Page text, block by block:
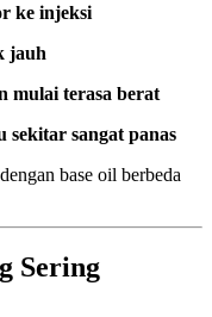
ke injeksi
jauh
mulai terasa berat
sekitar sangat panas
base oil berbeda
Sering